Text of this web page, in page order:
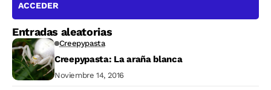
ACCEDER
Entradas aleatorias
Creepypasta
Creepypasta: La araña blanca
Noviembre 14, 2016